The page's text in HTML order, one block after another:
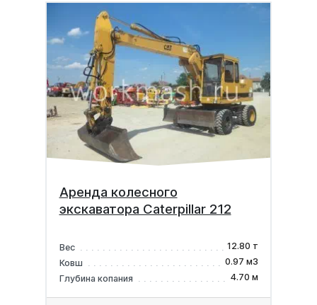
Аренда колесного
экскаватора Caterpillar 212
Вес
12.80 т
Ковш
0.97 м3
Глубина копания
4.70 м